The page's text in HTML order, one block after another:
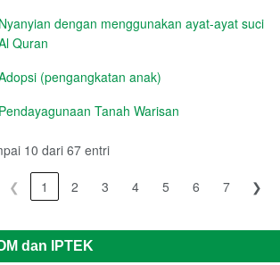
Nyanyian dengan menggunakan ayat-ayat suci
Quran
(pengangkatan anak)
Pendayagunaan Tanah Warisan
10 dari 67 entri
❮ 1 2 3 4 5 6 7 ❯
dan IPTEK